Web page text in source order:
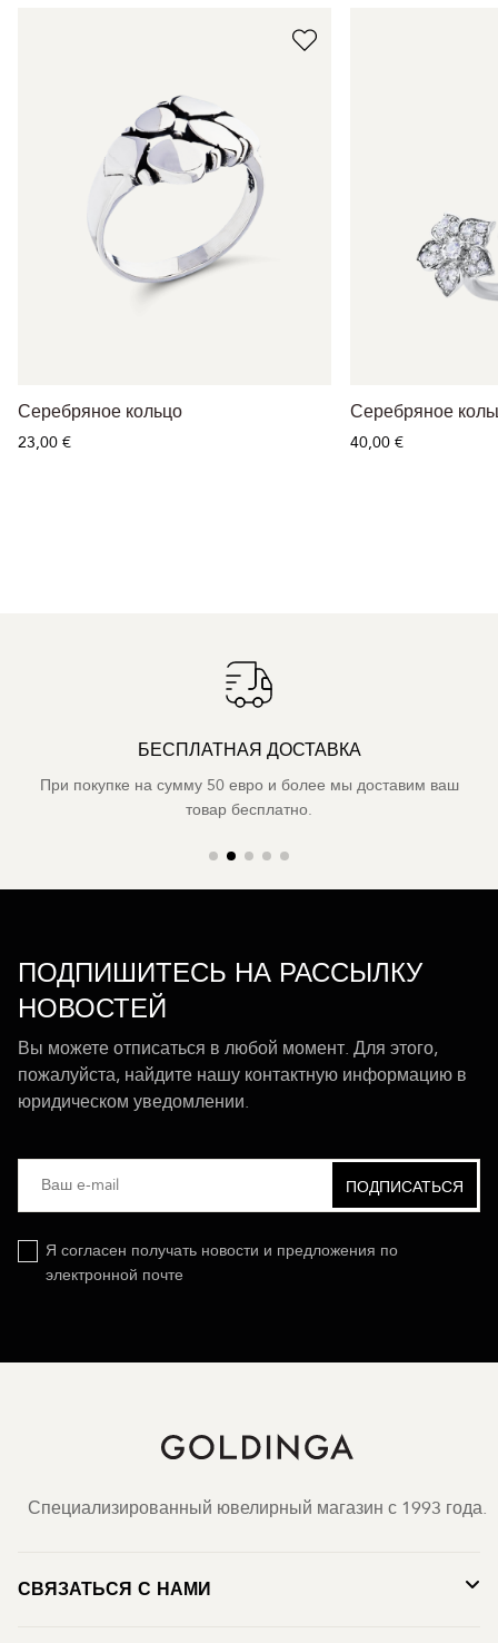
Серебряное кольцо
23,00 €
Серебряное
40,00 €
БЕСПЛАТНАЯ ДОСТАВКА
При покупке на сумму 50 евро и более мы доставим ваш
товар бесплатно.
ПОДПИШИТЕСЬ НА РАССЫЛКУ
НОВОСТЕЙ
Вы можете отписаться в любой момент. Для этого,
пожалуйста, найдите нашу контактную информацию в
юридическом уведомлении.
Я согласен получать новости и предложения по
электронной почте
Специализированный ювелирный магазин с 1993 года.
СВЯЗАТЬСЯ С НАМИ